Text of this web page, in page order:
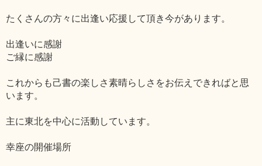
たくさんの方々に出逢い応援して頂き今があります。
出逢いに感謝
ご縁に感謝
これからも己書の楽しさ素晴らしさをお伝えできればと思
います。
主に東北を中心に活動しています。
幸座の開催場所